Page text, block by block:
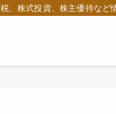
、株式投資、株主優待など